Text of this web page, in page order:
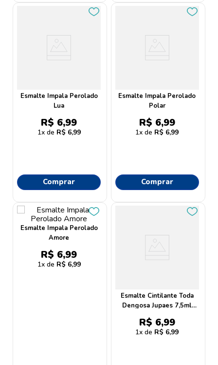
Esmalte Impala Perolado
Lua
R$ 6,99
1 R$ 6,99
Comprar
Esmalte Impala Perolado
Polar
R$ 6,99
1 R$ 6,99
Comprar
Esmalte Impala Perolado
Amore
R$ 6,99
1 R$ 6,99
Esmalte Cintilante Toda
Dengosa Jupaes 7,5ml
Impala
R$ 6,99
1 R$ 6,99